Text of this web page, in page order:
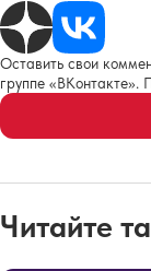
Оставить свои
группе «ВКонтакте».
Читайте